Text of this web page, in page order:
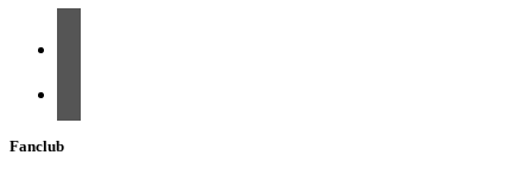
Fanclub